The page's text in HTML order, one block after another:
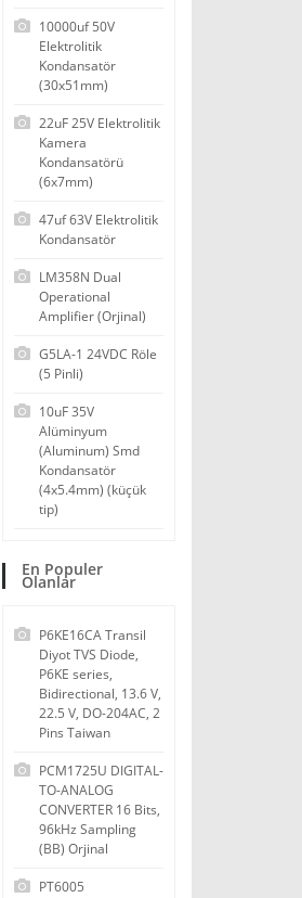
10000uf 50V
Elektrolitik
Kondansatör
(30x51mm)
22uF 25V Elektrolitik
Kamera
Kondansatörü
(6x7mm)
47uf 63V Elektrolitik
Kondansatör
LM358N Dual
Operational
Amplifier (Orjinal)
G5LA-1 24VDC Röle
(5 Pinli)
10uF 35V
Alüminyum
(Aluminum) Smd
Kondansatör
(4x5.4mm) (küçük
tip)
En Populer
Olanlar
P6KE16CA Transil
Diyot TVS Diode,
P6KE series,
Bidirectional, 13.6 V,
22.5 V, DO-204AC, 2
Pins Taiwan
PCM1725U DIGITAL-
TO-ANALOG
CONVERTER 16 Bits,
96kHz Sampling
(BB) Orjinal
PT6005